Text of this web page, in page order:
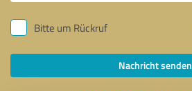
Bitte um Rückruf
Nachricht senden